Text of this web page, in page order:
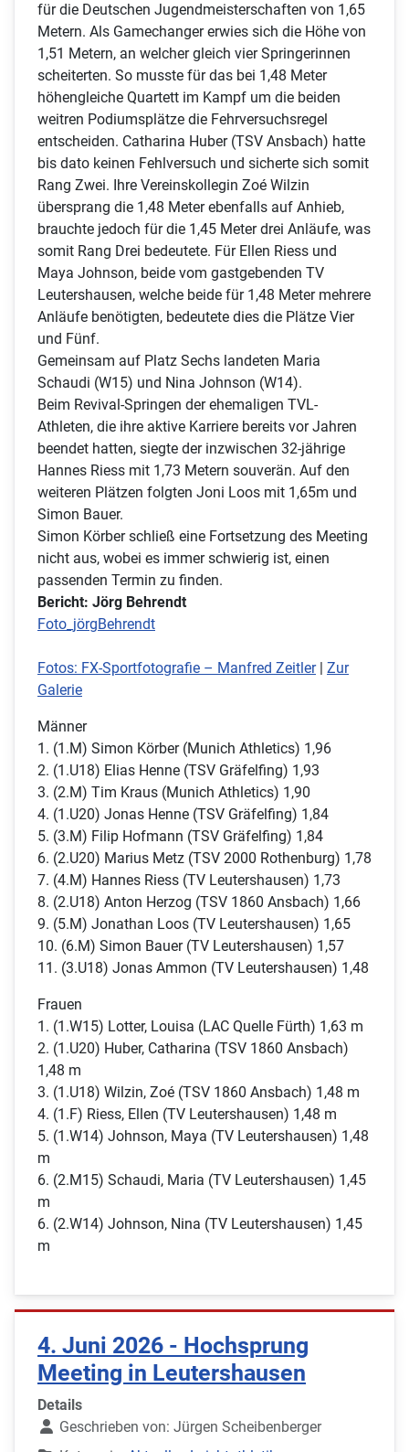
für die Deutschen Jugendmeisterschaften von 1,65
Metern. Als Gamechanger erwies sich die Höhe von
1,51 Metern, an welcher gleich vier Springerinnen
scheiterten. So musste für das bei 1,48 Meter
höhengleiche Quartett im Kampf um die beiden
weitren Podiumsplätze die Fehrversuchsregel
entscheiden. Catharina Huber (TSV Ansbach) hatte
bis dato keinen Fehlversuch und sicherte sich somit
Rang Zwei. Ihre Vereinskollegin Zoé Wilzin
übersprang die 1,48 Meter ebenfalls auf Anhieb,
brauchte jedoch für die 1,45 Meter drei Anläufe, was
somit Rang Drei bedeutete. Für Ellen Riess und
Maya Johnson, beide vom gastgebenden TV
Leutershausen, welche beide für 1,48 Meter mehrere
Anläufe benötigten, bedeutete dies die Plätze Vier
und Fünf.
Gemeinsam auf Platz Sechs landeten Maria
Schaudi (W15) und Nina Johnson (W14).
Beim Revival-Springen der ehemaligen TVL-
Athleten, die ihre aktive Karriere bereits vor Jahren
beendet hatten, siegte der inzwischen 32-jährige
Hannes Riess mit 1,73 Metern souverän. Auf den
weiteren Plätzen folgten Joni Loos mit 1,65m und
Simon Bauer.
Simon Körber schließ eine Fortsetzung des Meeting
nicht aus, wobei es immer schwierig ist, einen
passenden Termin zu finden.
Bericht: Jörg Behrendt
Foto_jörgBehrendt
Fotos: FX-Sportfotografie – Manfred Zeitler| Zur
Galerie
Männer
1. (1.M) Simon Körber (Munich Athletics) 1,96
2. (1.U18) Elias Henne (TSV Gräfelfing) 1,93
3. (2.M) Tim Kraus (Munich Athletics) 1,90
4. (1.U20) Jonas Henne (TSV Gräfelfing) 1,84
5. (3.M) Filip Hofmann (TSV Gräfelfing) 1,84
6. (2.U20) Marius Metz (TSV 2000 Rothenburg) 1,78
7. (4.M) Hannes Riess (TV Leutershausen) 1,73
8. (2.U18) Anton Herzog (TSV 1860 Ansbach) 1,66
9. (5.M) Jonathan Loos (TV Leutershausen) 1,65
10. (6.M) Simon Bauer (TV Leutershausen) 1,57
11. (3.U18) Jonas Ammon (TV Leutershausen) 1,48
Frauen
1. (1.W15) Lotter, Louisa (LAC Quelle Fürth) 1,63 m
2. (1.U20) Huber, Catharina (TSV 1860 Ansbach)
1,48 m
3. (1.U18) Wilzin, Zoé (TSV 1860 Ansbach) 1,48 m
4. (1.F) Riess, Ellen (TV Leutershausen) 1,48 m
5. (1.W14) Johnson, Maya (TV Leutershausen) 1,48
m
6. (2.M15) Schaudi, Maria (TV Leutershausen) 1,45
m
6. (2.W14) Johnson, Nina (TV Leutershausen) 1,45
m
4. Juni 2026 - Hochsprung
Meeting in Leutershausen
Details
Geschrieben von: Jürgen Scheibenberger